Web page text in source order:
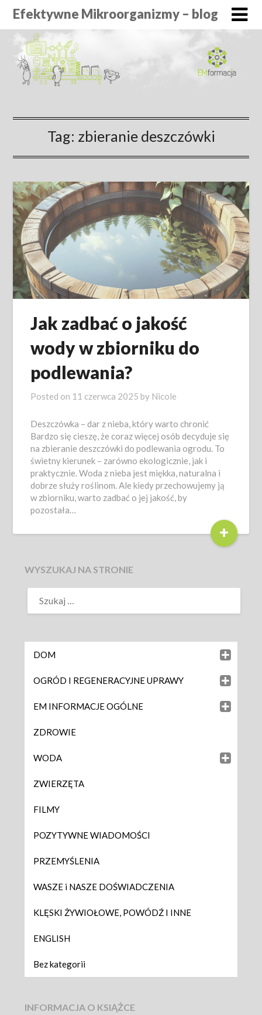
Efektywne Mikroorganizmy – blog
Tag: zbieranie deszczówki
Jak zadbać o jakość
wody w zbiorniku do
podlewania?
Posted on 11 czerwca 2025 by Nicole
Deszczówka – dar z nieba, który warto chronić
Bardzo się cieszę, że coraz więcej osób decyduje się
na zbieranie deszczówki do podlewania ogrodu. To
świetny kierunek – zarówno ekologicznie, jak i
praktycznie. Woda z nieba jest miękka, naturalna i
dobrze służy roślinom. Ale kiedy przechowujemy ją
w zbiorniku, warto zadbać o jej jakość, by
pozostała…
+
WYSZUKAJ NA STRONIE
DOM
OGRÓD I REGENERACYJNE UPRAWY
EM INFORMACJE OGÓLNE
ZDROWIE
WODA
ZWIERZĘTA
FILMY
POZYTYWNE WIADOMOŚCI
PRZEMYŚLENIA
WASZE i NASZE DOŚWIADCZENIA
KLĘSKI ŻYWIOŁOWE, POWÓDŹ I INNE
ENGLISH
Bez kategorii
INFORMACJA O KSIĄŻCE